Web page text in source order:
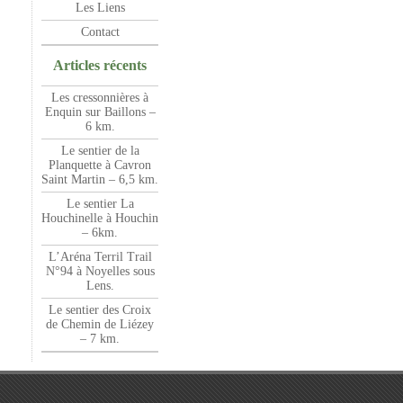
Les Liens
Contact
Articles récents
Les cressonnières à
Enquin sur Baillons –
6 km.
Le sentier de la
Planquette à Cavron
Saint Martin – 6,5 km.
Le sentier La
Houchinelle à Houchin
– 6km.
L’Aréna Terril Trail
N°94 à Noyelles sous
Lens.
Le sentier des Croix
de Chemin de Liézey
– 7 km.